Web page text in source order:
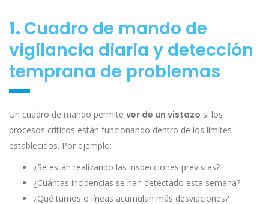
1. Cuadro de mando de
vigilancia diaria y detección
temprana de problemas
Un cuadro de mando permite ver de un vistazo si los
procesos críticos están funcionando dentro de los límites
establecidos. Por ejemplo:
¿Se están realizando las inspecciones previstas?
¿Cuántas incidencias se han detectado esta semana?
¿Qué turnos o líneas acumulan más desviaciones?